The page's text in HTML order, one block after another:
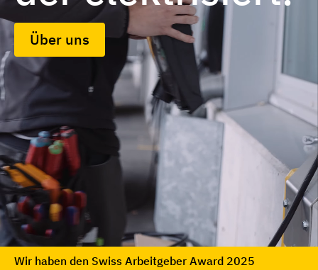
Über uns
Wir haben den Swiss Arbeitgeber Award 2025